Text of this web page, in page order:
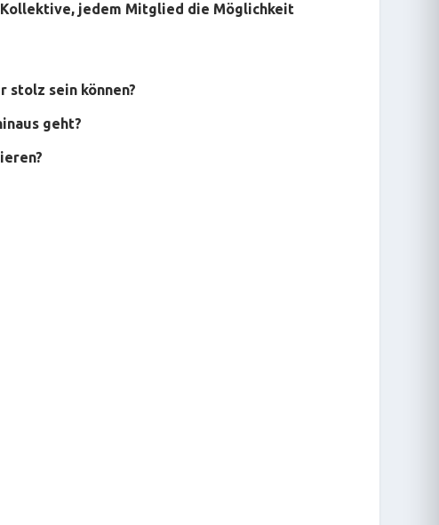
jedem Mitglied die Möglichkeit
stolz sein können?
geht?